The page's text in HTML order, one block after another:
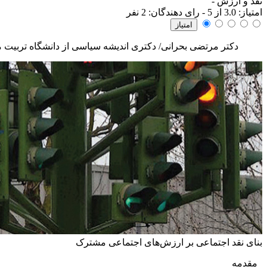
امتياز: 3.0 از 5 - رای دهندگان: 2 نفر
دکتر مرتضی بحرانی/ دکتری اندیشه سیاسی از دانشگاه
بنای نقد اجتماعی بر ارزش‌های اجتماعی مشترک
مقدمه